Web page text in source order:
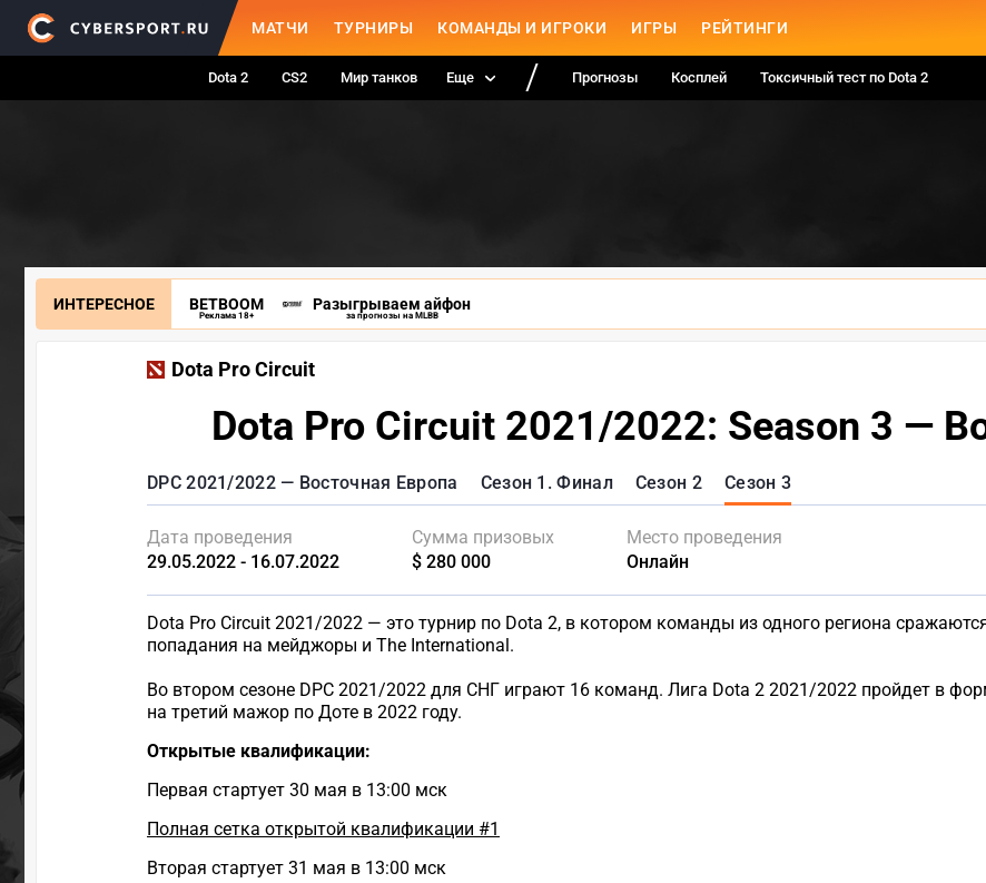
МАТЧИ ТУРНИРЫ КОМАНДЫ И ИГРОКИ ИГРЫ РЕЙТИНГИ
Dota 2 CS2 Мир танков Еще Прогнозы Косплей Токсичный тест по Dota 2
ИНТЕРЕСНОЕ BETBOOM
Реклама 18+
Разыгрываем айфон
за прогнозы на MLBB
Dota Pro Circuit
Dota Pro Circuit 2021/2022: Season 3 —
DPC 2021/2022 — Восточная Европа Сезон 1. Финал Сезон 2 Сезон 3
Дата проведения
29.05.2022 - 16.07.2022
Сумма призовых
$ 280 000
Место проведения
Онлайн
Dota Pro Circuit 2021/2022 — это турнир по Dota 2, в котором команды из одного региона
попадания на мейджоры и The International.
Во втором сезоне DPC 2021/2022 для СНГ играют 16 команд. Лига Dota 2 2021/2022 пройдет в
на третий мажор по Доте в 2022 году.
Открытые квалификации:
Первая стартует 30 мая в 13:00 мск
Полная сетка открытой квалификации #1
Вторая стартует 31 мая в 13:00 мск